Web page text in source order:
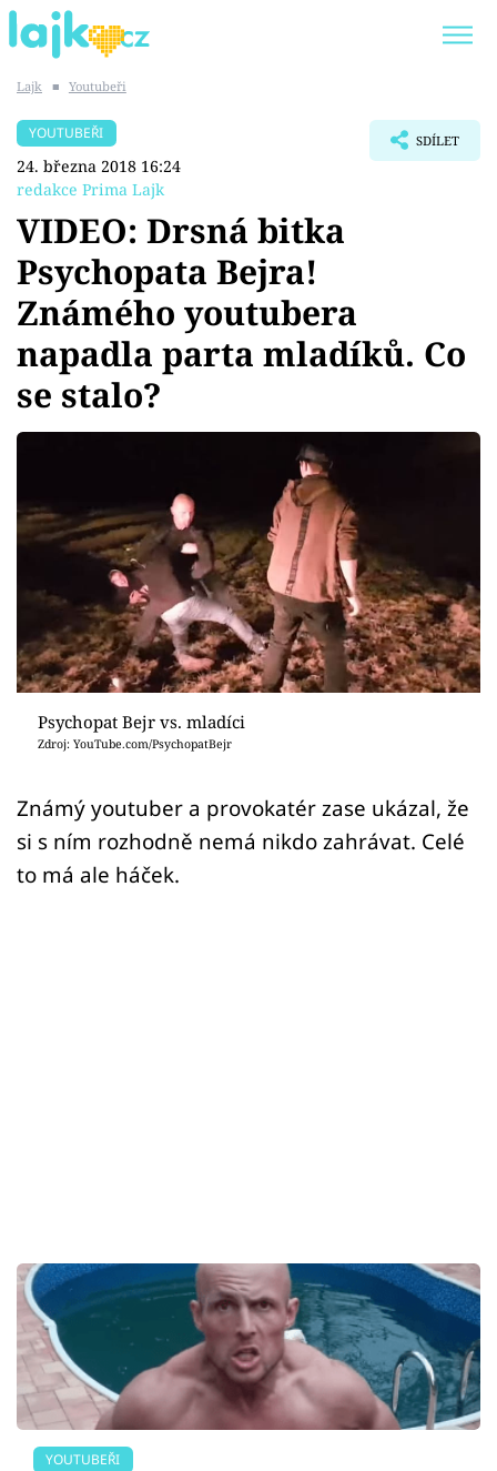
SHOPAHOLICADEL
Témata
Showbyznys
Youtubeři
Sex a vztahy
Videa
Sledujte prima+
Přihlášení
Lajk ■ Youtubeři
YOUTUBEŘI
24. března 2018 16:24
redakce Prima Lajk
SDÍLET
VIDEO: Drsná bitka
Psychopata Bejra!
Známého youtubera
napadla parta mladíků. Co
se stalo?
Psychopat Bejr vs. mladíci
Zdroj: YouTube.com/PsychopatBejr
Známý youtuber a provokatér zase ukázal, že
si s ním rozhodně nemá nikdo zahrávat. Celé
to má ale háček.
YOUTUBEŘI